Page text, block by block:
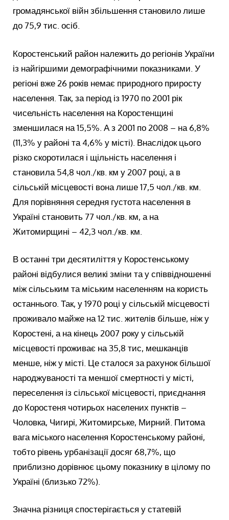
громадянської війн збільшення становило лише
до 75,9 тис. осіб.
Коростенський район належить до регіонів України
із найгіршими демографічними показниками. У
регіоні вже 26 років немає природного приросту
населення. Так, за період із 1970 по 2001 рік
чисельність населення на Коростенщині
зменшилася на 15,5%. А з 2001 по 2008 – на 6,8%
(11,3% у районі та 4,6% у місті). Внаслідок цього
різко скоротилася і щільність населення і
становила 54,8 чол./кв. км у 2007 році, а в
сільській місцевості вона лише 17,5 чол./кв. км.
Для порівняння середня густота населення в
Україні становить 77 чол./кв. км, а на
Житомирщині – 42,3 чол./кв. км.
В останні три десятиліття у Коростенському
районі відбулися великі зміни та у співвідношенні
між сільським та міським населенням на користь
останнього. Так, у 1970 році у сільській місцевості
проживало майже на 12 тис. жителів більше, ніж у
Коростені, а на кінець 2007 року у сільській
місцевості проживає на 35,8 тис, мешканців
менше, ніж у місті. Це сталося за рахунок більшої
народжуваності та меншої смертності у місті,
переселення із сільської місцевості, приєднання
до Коростеня чотирьох населених пунктів –
Чоловка, Чигирі, Житомирське, Мирний. Питома
вага міського населення Коростенському районі,
тобто рівень урбанізації досяг 68,7%, що
приблизно дорівнює цьому показнику в цілому по
Україні (близько 72%).
Значна різниця спостерігається у статевій